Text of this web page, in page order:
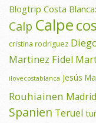
Blogtrip Costa
Calp Calpe
cristina rodriguez
Martinez Fidel
ilovecostablanca Jesús
Rouhiainen Madrid
Spanien Teruel